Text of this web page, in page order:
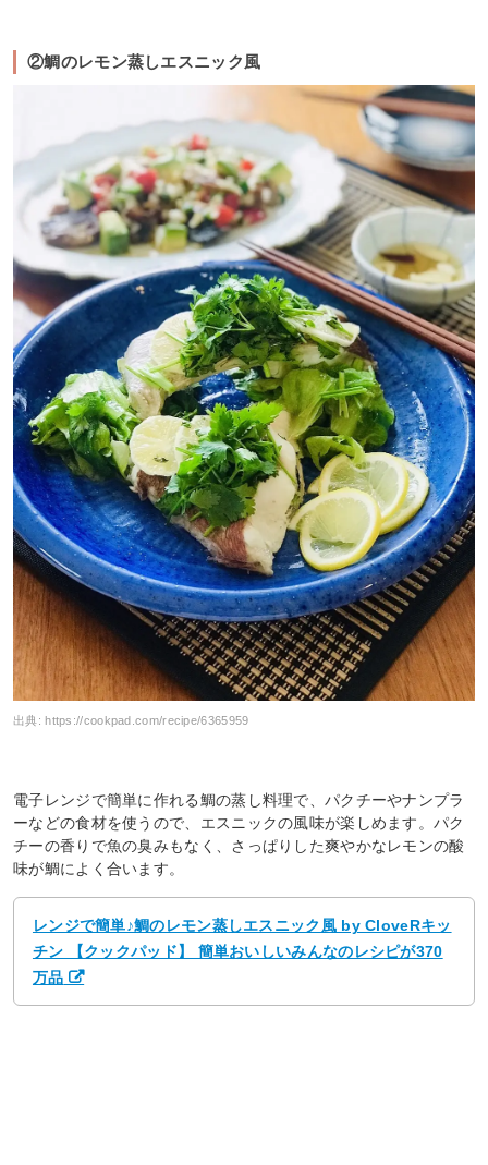
②鯛のレモン蒸しエスニック風
出典:https://cookpad.com/recipe/6365959
電子レンジで簡単に作れる鯛の蒸し料理で、パクチーやナンプラ
ーなどの食材を使うので、エスニックの風味が楽しめます。パク
チーの香りで魚の臭みもなく、さっぱりした爽やかなレモンの酸
味が鯛によく合います。
レンジで簡単♪鯛のレモン蒸しエスニック風 by CloveRキッ
チン 【クックパッド】 簡単おいしいみんなのレシピが370
万品